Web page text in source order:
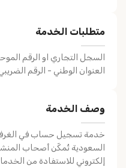
متطلبات الخدمة
السجل التجاري او الرقم
العنوان الوطني - الرقم
وصف الخدمة
خدمة تسجيل حساب في الغرفة
السعودية تُمكّن أصحاب
إلكتروني للاستفادة من